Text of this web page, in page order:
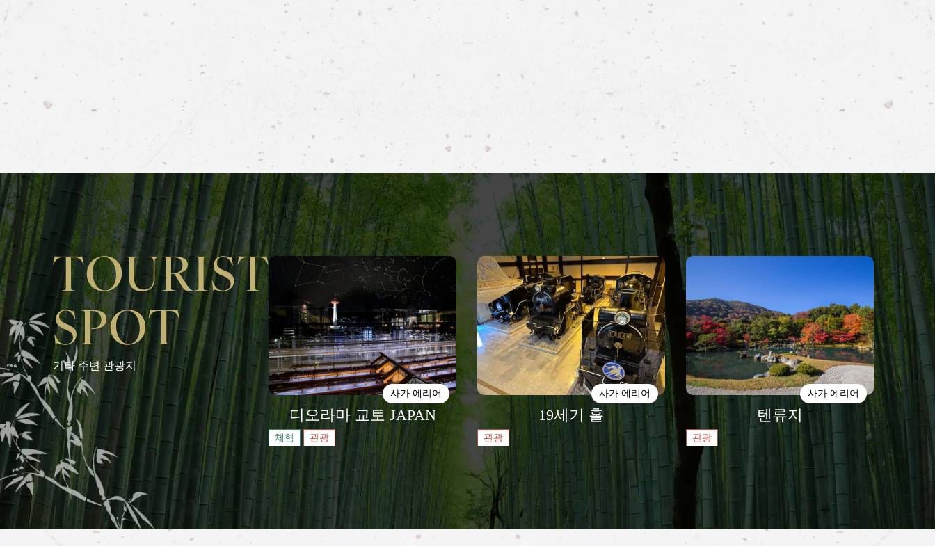
기타 주변 관광지
사가 에리어
디오라마 교토 JAPAN
체험 관광
사가 에리어
19세기 홀
관광
사가 에리어
텐류지
관광